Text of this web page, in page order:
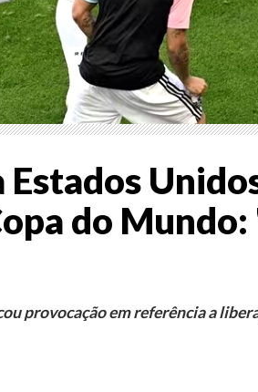
do
provocação em referência a